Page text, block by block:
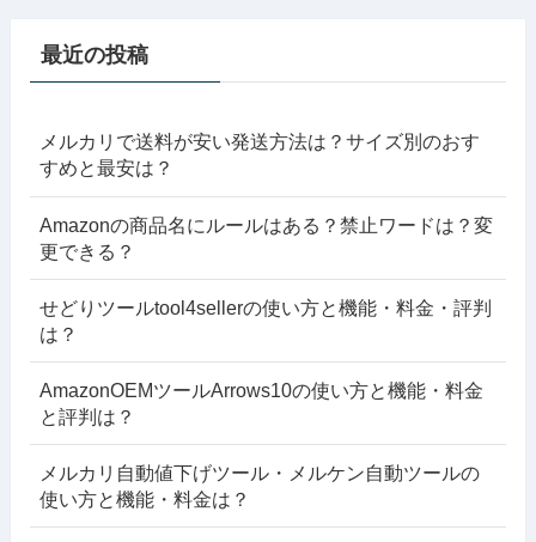
最近の投稿
メルカリで送料が安い発送方法は？サイズ別のおす
すめと最安は？
Amazonの商品名にルールはある？禁止ワードは？変
更できる？
せどりツールtool4sellerの使い方と機能・料金・評判
は？
AmazonOEMツールArrows10の使い方と機能・料金
と評判は？
メルカリ自動値下げツール・メルケン自動ツールの
使い方と機能・料金は？